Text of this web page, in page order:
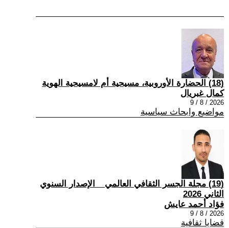
(18) الحضارة الأوروبية، مسيحية أم لامسيحية الهوية
كمال غبريال
2026 / 8 / 9
مواضيع وابحاث سياسية
(19) مجلة الجسر الثقافي العالمي _ الإصدار السنوي
الثاني 2026
فؤاد أحمد عايش
2026 / 8 / 9
قضايا ثقافية